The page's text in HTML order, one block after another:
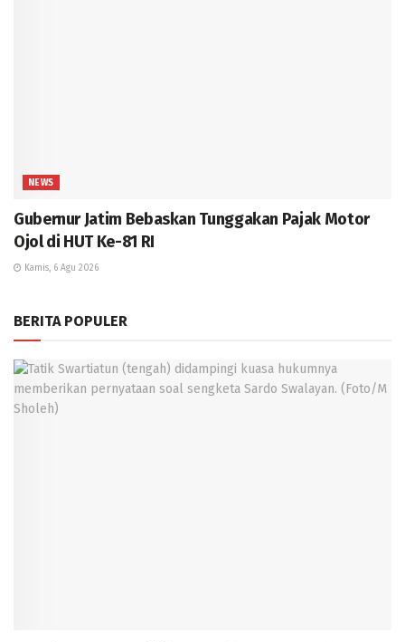
NEWS
Gubernur Jatim Bebaskan Tunggakan Pajak Motor
Ojol di HUT Ke-81 RI
Kamis, 6 Agu 2026
BERITA POPULER